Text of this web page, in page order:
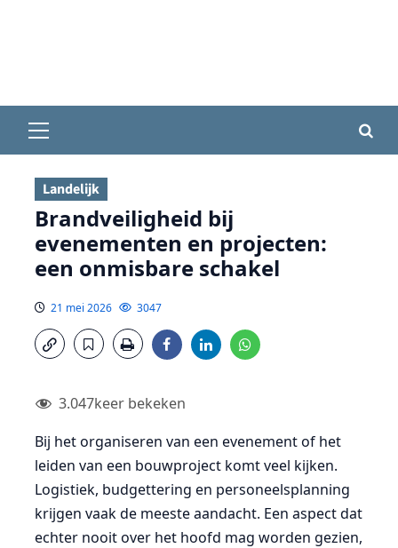
menu
Landelijk
Brandveiligheid bij
evenementen en projecten:
een onmisbare schakel
21 mei 2026 3047
3.047keer bekeken
Bij het organiseren van een evenement of het
leiden van een bouwproject komt veel kijken.
Logistiek, budgettering en personeelsplanning
krijgen vaak de meeste aandacht. Een aspect dat
echter nooit over het hoofd mag worden gezien,